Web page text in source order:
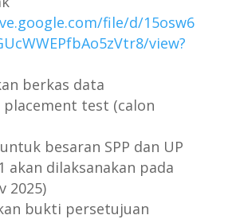
file/d/15osw6
view?
berkas data
placement test (calon
besaran SPP dan UP
akan dilaksanakan pada
2025)
bukti persetujuan